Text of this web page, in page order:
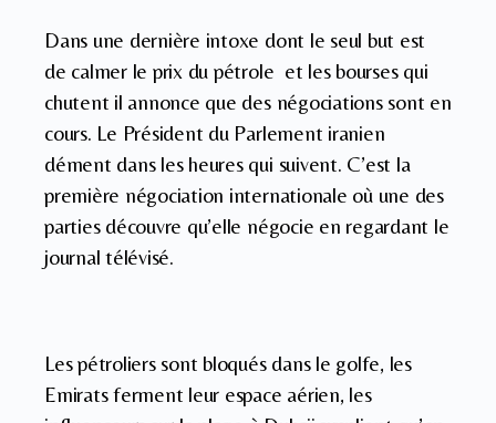
Dans une dernière intoxe dont le seul but est
de calmer le prix du pétrole et les bourses qui
chutent il annonce que des négociations sont en
cours. Le Président du Parlement iranien
dément dans les heures qui suivent. C’est la
première négociation internationale où une des
parties découvre qu’elle négocie en regardant le
journal télévisé.
Les pétroliers sont bloqués dans le golfe, les
Emirats ferment leur espace aérien, les